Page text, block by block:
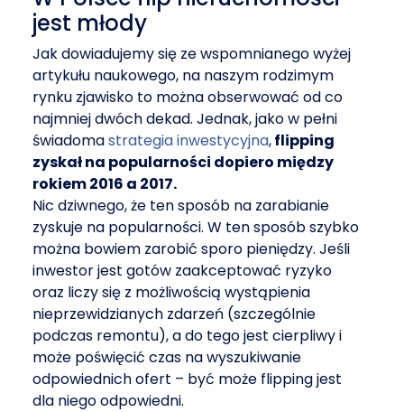
jest młody
Jak dowiadujemy się ze wspomnianego wyżej
artykułu naukowego, na naszym rodzimym
rynku zjawisko to można obserwować od co
najmniej dwóch dekad. Jednak, jako w pełni
świadomastrategia inwestycyjna,flipping
zyskał na popularności dopiero między
rokiem 2016 a 2017.
Nic dziwnego, że ten sposób na zarabianie
zyskuje na popularności. W ten sposób szybko
można bowiem zarobić sporo pieniędzy. Jeśli
inwestor jest gotów zaakceptować ryzyko
oraz liczy się z możliwością wystąpienia
nieprzewidzianych zdarzeń (szczególnie
podczas remontu), a do tego jest cierpliwy i
może poświęcić czas na wyszukiwanie
odpowiednich ofert – być może flipping jest
dla niego odpowiedni.